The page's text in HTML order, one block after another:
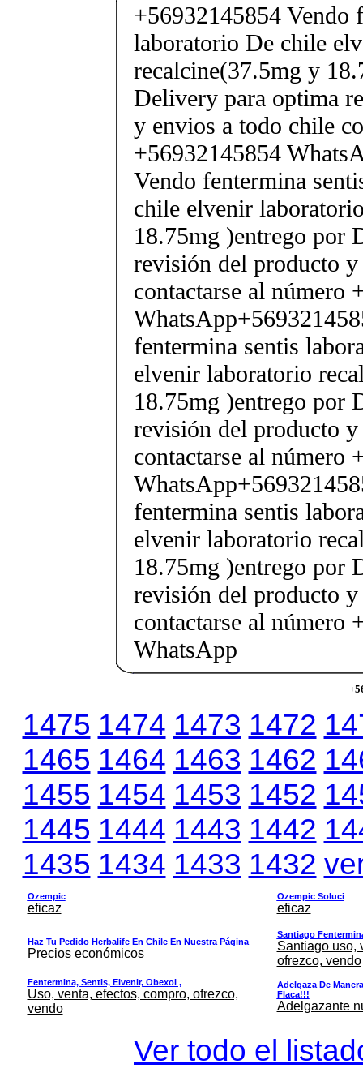
+56932145854 Vendo
laboratorio De chile
recalcine(37.5mg y
Delivery para optima
y envios a todo chile
+56932145854
Vendo fentermina
chile elvenir
18.75mg )entrego por
revisión del producto
contactarse al número
fentermina sentis
elvenir laboratorio
18.75mg )entrego por
revisión del producto
contactarse al número
fentermina sentis
elvenir laboratorio
18.75mg )entrego por
revisión del producto
contactarse al número
WhatsApp
1475 1474 1473 1472
1465 1464 1463 1462
1455 1454 1453 1452
1445 1444 1443 1442
1435 1434 1433 1432
Ozempic
eficaz
Ozempic Soluci
eficaz
Haz Tu Pedido Herbalife En Chile En Nuestra Página
Precios económicos
Santiago
Santiago uso,
ofrezco, vendo
Fentermina, Sentis, Elvenir, Obexol ,
Uso, venta, efectos, compro, ofrezco,
vendo
Adelgaza De
Flaca!!!
Adelgazante
Ver todo el